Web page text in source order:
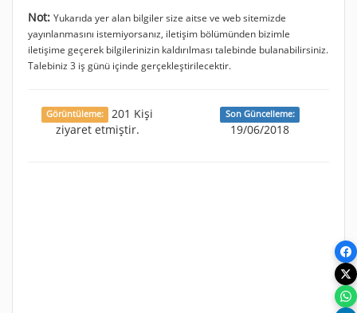
Not: Yukarıda yer alan bilgiler size aitse ve web sitemizde
yayınlanmasını istemiyorsanız, iletişim bölümünden bizimle
iletişime geçerek bilgilerinizin kaldırılması talebinde bulanabilirsiniz.
Talebiniz 3 iş günü içinde gerçekleştirilecektir.
Görüntüleme:
201 Kişi
ziyaret etmiştir.
Son Güncelleme:
19/06/2018